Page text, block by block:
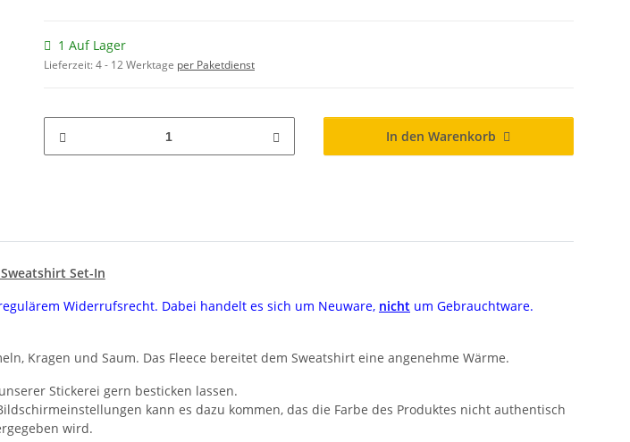
1 Auf Lager
Lieferzeit:4 - 12 Werktage per Paketdienst
In den Warenkorb
Set-In
Widerrufsrecht. Dabei handelt es sich um Neuware, nicht um Gebrauchtware.
Kragen und Saum. Das Fleece bereitet dem Sweatshirt eine angenehme Wärme.
Stickerei gern besticken lassen.
kann es dazu kommen, das die Farbe des Produktes nicht authentisch
wird.